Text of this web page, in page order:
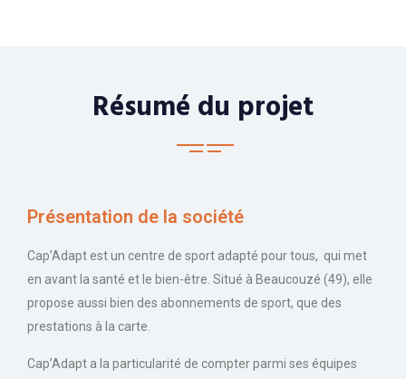
Résumé du projet
Présentation de la société
Cap’Adapt est un centre de sport adapté pour tous, qui met
en avant la santé et le bien-être. Situé à Beaucouzé (49), elle
propose aussi bien des abonnements de sport, que des
prestations à la carte.
Cap’Adapt a la particularité de compter parmi ses équipes